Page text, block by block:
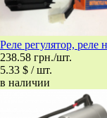
Реле регулятор, реле
238.58 грн./шт.
5.33 $ / шт.
в наличии